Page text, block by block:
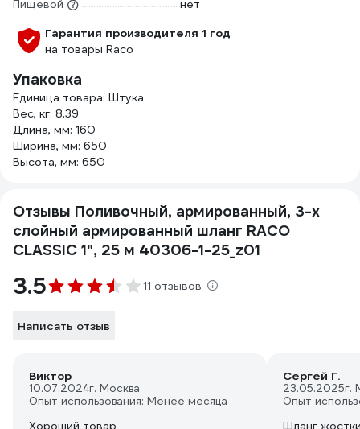
Пищевой
нет
Гарантия производителя 1 год
на товары Raco
Упаковка
Единица товара: Штука
Вес, кг: 8.39
Длина, мм: 160
Ширина, мм: 650
Высота, мм: 650
Отзывы Поливочный, армированный, 3-х
слойный армированный шланг RACO
CLASSIC 1", 25 м 40306-1-25_z01
3.5 11 отзывов
Написать отзыв
Виктор
10.07.2024г. Москва
Опыт использования: Менее месяца
Хороший товар
Сергей Г.
23.05.2025г.
Опыт
Шланг